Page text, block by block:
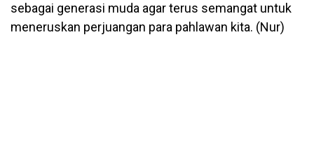
sebagai generasi muda agar terus semangat untuk
meneruskan perjuangan para pahlawan kita. (Nur)